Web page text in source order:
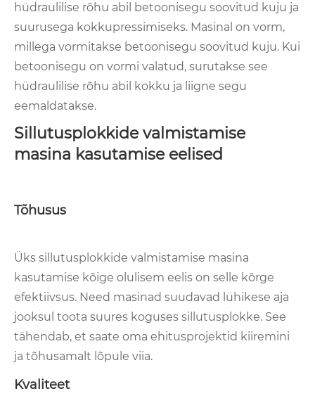
hüdraulilise rõhu abil betoonisegu soovitud kuju ja
suurusega kokkupressimiseks. Masinal on vorm,
millega vormitakse betoonisegu soovitud kuju. Kui
betoonisegu on vormi valatud, surutakse see
hüdraulilise rõhu abil kokku ja liigne segu
eemaldatakse.
Sillutusplokkide valmistamise
masina kasutamise eelised
Tõhusus
Üks sillutusplokkide valmistamise masina
kasutamise kõige olulisem eelis on selle kõrge
efektiivsus. Need masinad suudavad lühikese aja
jooksul toota suures koguses sillutusplokke. See
tähendab, et saate oma ehitusprojektid kiiremini
ja tõhusamalt lõpule viia.
Kvaliteet